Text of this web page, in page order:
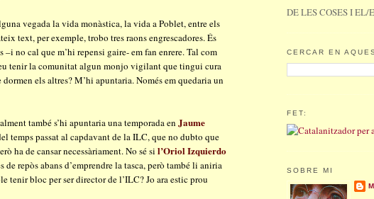
vegada la vida monàstica, la vida a Poblet, entre els
text, per exemple, trobo tres raons engrescadores. És
–i no cal que m’hi repensi gaire- em fan enrere. Tal com
tenir la comunitat algun monjo vigilant que tingui cura
els altres? M’hi apuntaria. Només em quedaria un
també s’hi apuntaria una temporada en Jaume
temps passat al capdavant de la ILC, que no dubto que
ha de cansar necessàriament. No sé si l’Oriol Izquierdo
repòs abans d’emprendre la tasca, però també li aniria
tenir bloc per ser director de l’ILC? Jo ara estic prou
DE LES COSES I EL/
CERCAR EN
FET:
SOBRE MI